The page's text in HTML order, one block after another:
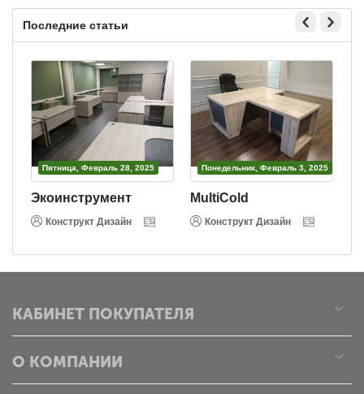
Последние статьи
Пятница, Февраль 28, 2025
Экоинструмент
Конструкт Дизайн
Понедельник, Февраль 3, 2025
MultiCold
Конструкт Дизайн
КАБИНЕТ ПОКУПАТЕЛЯ
О КОМПАНИИ